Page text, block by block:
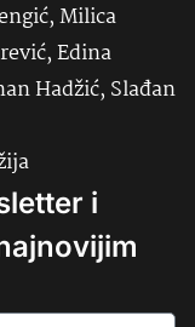
Milica
Edina
Hadžić, Slađan
i